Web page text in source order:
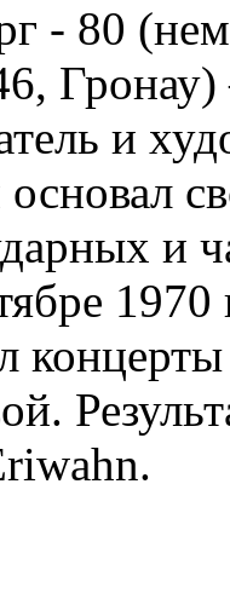
- 80
и
и
1970